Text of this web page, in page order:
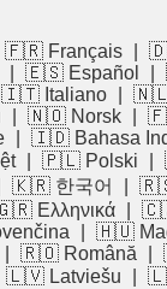
🇫🇷 Français
🇪🇸 Español
🇮🇹 Italiano 🇳🇱
🇳🇴 Norsk
🇮🇩 Bahasa
🇵🇱 Polski
🇰🇷 한국어
Ελληνικά
🇭🇺
🇷🇴 Română
🇱🇻 Latviešu